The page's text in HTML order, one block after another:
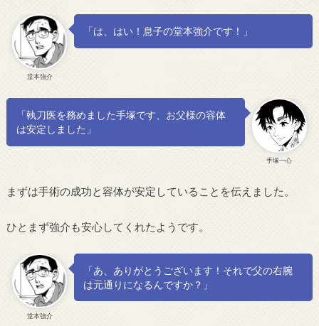
堂本強介
「は、はい！息子の堂本強介です！」
手塚一心
「執刀医を務めました手塚です、お父様の容体
は安定しました」
まずは手術の成功と容体が安定していることを伝えました。
ひとまず強介も安心してくれたようです。
堂本強介
「あ、ありがとうございます！それで父の右腕
は元通りになるんですか？」